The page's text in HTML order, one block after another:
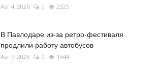
Авг 4, 2026 0 2325
В Павлодаре из-за ретро-фестиваля
продлили работу автобусов
Авг 7, 2026 0 1644